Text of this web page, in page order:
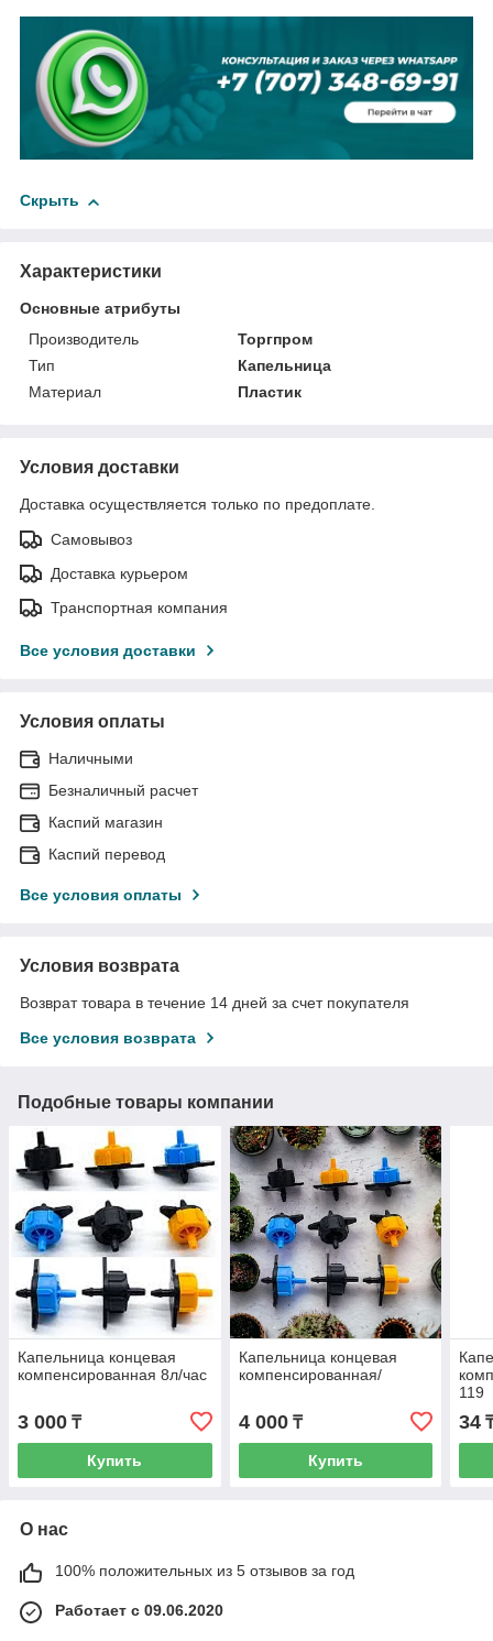
Скрыть
Характеристики
Основные атрибуты
Производитель
Торгпром
Тип
Капельница
Материал
Пластик
Условия доставки
Доставка осуществляется только по предоплате.
Самовывоз
Доставка курьером
Транспортная компания
Все условия доставки
Условия оплаты
Наличными
Безналичный расчет
Каспий магазин
Каспий перевод
Все условия оплаты
Условия возврата
Возврат товара в течение 14 дней за счет покупателя
Все условия возврата
Подобные товары компании
Капельница концевая
компенсированная 8л/час
3 000 ₸
Купить
Капельница концевая
компенсированная/
4 000₸
Купить
119
34
О нас
100% положительных из 5 отзывов за год
Работает с 09.06.2020